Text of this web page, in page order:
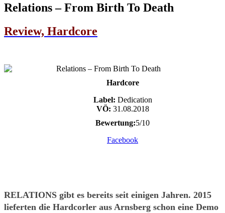
Relations – From Birth To Death
Review, Hardcore
Hardcore
Label: Dedication
VÖ: 31.08.2018
Bewertung:5/10
Facebook
RELATIONS gibt es bereits seit einigen Jahren. 2015
lieferten die Hardcorler aus Arnsberg schon eine Demo